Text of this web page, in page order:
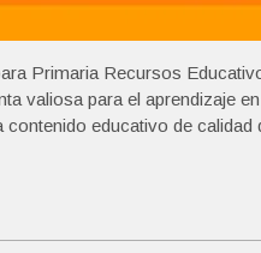
Primaria Recursos
valiosa para el aprendizaje
educativo de